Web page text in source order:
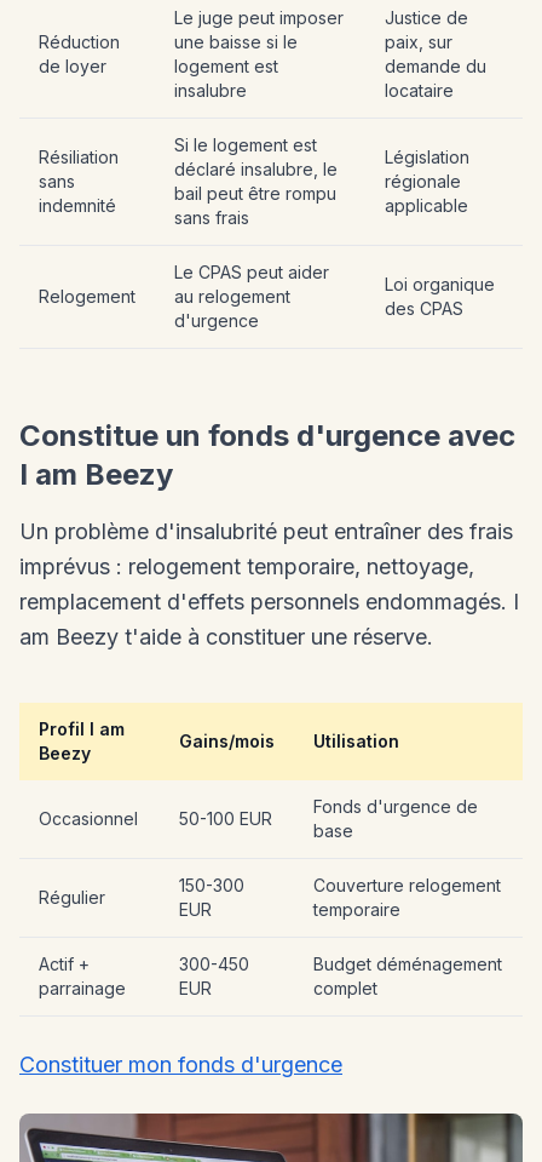
Réduction
de loyer
Le juge peut imposer
une baisse si le
logement est
insalubre
Justice de
paix, sur
demande du
locataire
Résiliation
sans
indemnité
Si le logement est
déclaré insalubre, le
bail peut être rompu
sans frais
Législation
régionale
applicable
Relogement
Le CPAS peut aider
au relogement
d'urgence
Loi organique
des CPAS
Constitue un fonds d'urgence avec
I am Beezy
Un problème d'insalubrité peut entraîner des frais
imprévus : relogement temporaire, nettoyage,
remplacement d'effets personnels endommagés. I
am Beezy t'aide à constituer une réserve.
Profil I am
Beezy
Gains/mois Utilisation
Occasionnel 50-100 EUR
Fonds d'urgence de
base
Régulier
150-300
EUR
Couverture relogement
temporaire
Actif +
parrainage
300-450
EUR
Budget déménagement
complet
Constituer mon fonds d'urgence